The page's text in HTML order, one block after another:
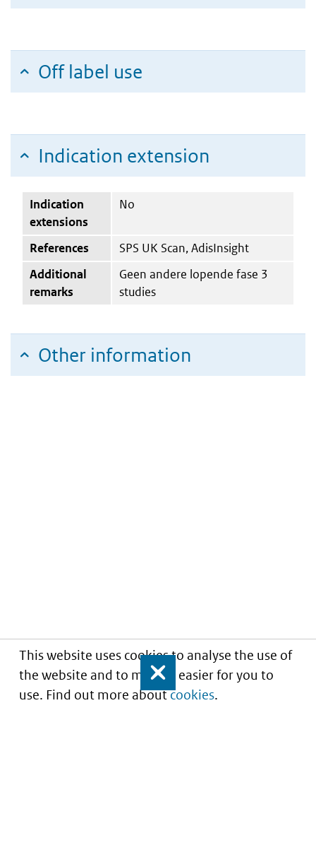
This website uses cookies to analyse the use of
the website and to make it easier for you to
use. Find out more aboutcookies.
Close
Off label use
Indication extension
Indication
extensions
No
References
SPS UK Scan, AdisInsight
Additional
remarks
Geen andere lopende fase 3
studies
Other information